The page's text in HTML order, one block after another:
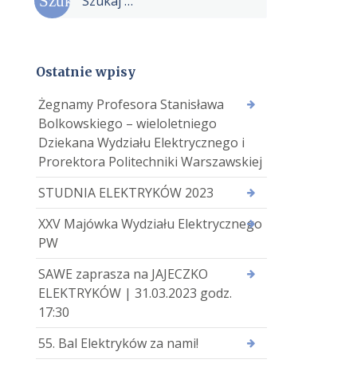
Ostatnie wpisy
Żegnamy Profesora Stanisława
Bolkowskiego – wieloletniego
Dziekana Wydziału Elektrycznego i
Prorektora Politechniki Warszawskiej
STUDNIA ELEKTRYKÓW 2023
XXV Majówka Wydziału Elektrycznego
PW
SAWE zaprasza na JAJECZKO
ELEKTRYKÓW | 31.03.2023 godz.
17:30
55. Bal Elektryków za nami!